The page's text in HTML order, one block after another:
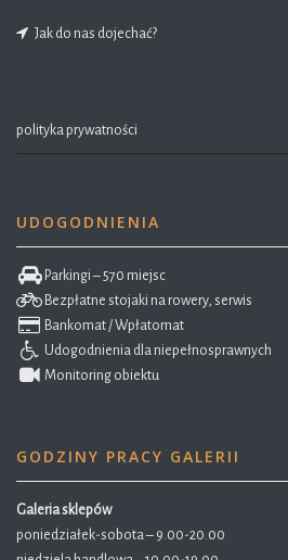
Jak do nas dojechać?
polityka prywatności
UDOGODNIENIA
Parkingi – 570 miejsc
Bezpłatne stojaki na rowery, serwis
Bankomat / Wpłatomat
Udogodnienia dla niepełnosprawnych
Monitoring obiektu
GODZINY PRACY GALERII
Galeria sklepów
poniedziałek-sobota – 9.00-20.00